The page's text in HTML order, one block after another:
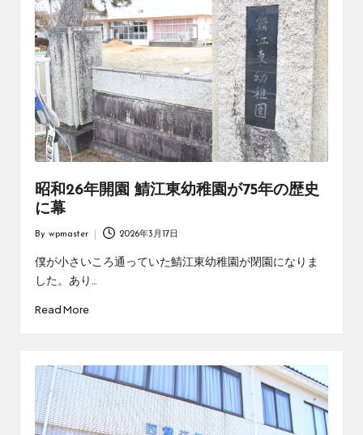
昭和26年開園 鯖江東幼稚園が75年の歴史
に幕
by
By wpmaster 2026年3月17日
僕が小さいころ通っていた鯖江東幼稚園が閉園になりま
した。あり…
Read More